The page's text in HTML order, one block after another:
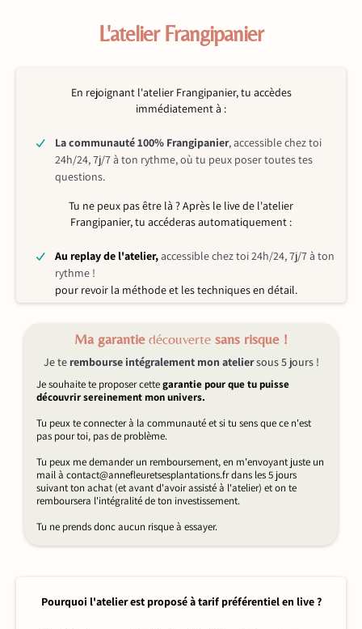
L'atelier Frangipanier
En rejoignant l'atelier Frangipanier, tu accèdes
immédiatement à :
La communauté 100% Frangipanier,accessible chez toi
24h/24, 7j/7 à ton rythme, où tu peux poser toutes tes
questions.
Tu ne peux pas être là ? Après le live de l'atelier
Frangipanier, tu accéderas automatiquement :
Au replay de l'atelier,accessible chez toi 24h/24, 7j/7 à ton
rythme !
pour revoir la méthode et les techniques en détail.
Ma garantiedécouverte sans risque !
Je te rembourse intégralement mon ateliersous 5 jours !
Je souhaite te proposer cettegarantie pour que tu puisse
découvrir sereinement mon univers.
Tu peux te connecter à la communauté et si tu sens que ce n'est
pas pour toi, pas de problème.
Tu peux me demander un remboursement, en m'envoyant juste un
mail à contact@annefleuretsesplantations.fr dans les 5 jours
suivant ton achat (et avant d'avoir assisté à l'atelier) et on te
remboursera l'intégralité de ton investissement.
Tu ne prends donc aucun risque à essayer.
Pourquoi l'atelier est proposé à tarif préférentiel en live ?